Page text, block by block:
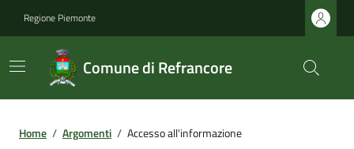
Regione Piemonte
Comune di Refrancore
Home / Argomenti / Accesso all'informazione